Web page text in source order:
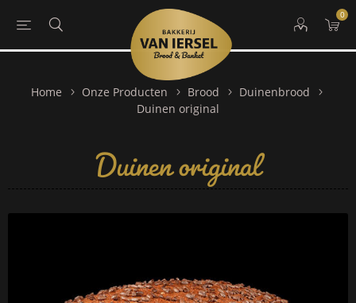
0
Home Onze Producten Brood
Duinenbrood
Duinen original
Duinen original